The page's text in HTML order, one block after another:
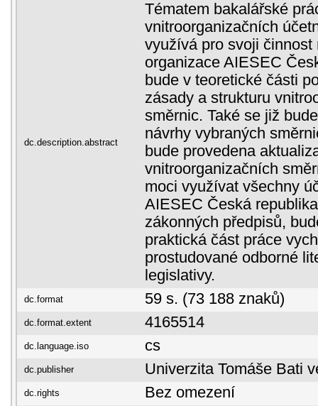
dc.description.abstract
Tématem bakalářské
vnitroorganizačních
využívá pro svoji činnost
organizace AIESEC
bude v teoretické části
zásady a strukturu
směrnic. Také se již
návrhy vybraných
bude provedena
vnitroorganizačních
moci využívat všechny
AIESEC Česká
zákonných předpisů,
praktická část práce
prostudované odborné
legislativy.
dc.format 59 s. (73 188 znaků)
dc.format.extent 4165514
dc.language.iso cs
dc.publisher Univerzita Tomáše Bati
dc.rights Bez omezení